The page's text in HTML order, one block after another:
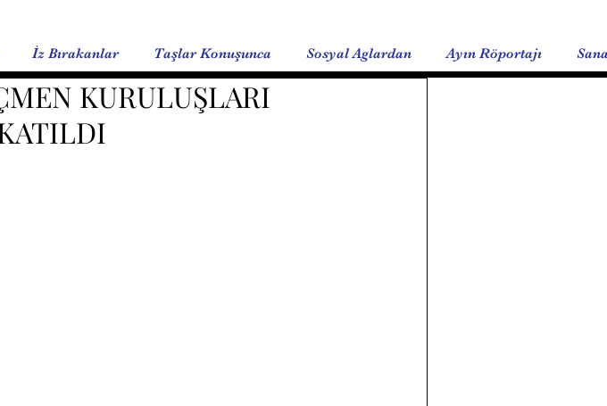
İz Bırakanlar Taşlar Konuşunca Sosyal Aglardan Ayın Röportajı
KURULUŞLARI